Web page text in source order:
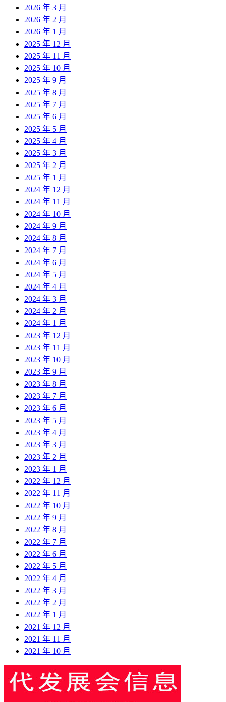
2026 年 3 月
2026 年 2 月
2026 年 1 月
2025 年 12 月
2025 年 11 月
2025 年 10 月
2025 年 9 月
2025 年 8 月
2025 年 7 月
2025 年 6 月
2025 年 5 月
2025 年 4 月
2025 年 3 月
2025 年 2 月
2025 年 1 月
2024 年 12 月
2024 年 11 月
2024 年 10 月
2024 年 9 月
2024 年 8 月
2024 年 7 月
2024 年 6 月
2024 年 5 月
2024 年 4 月
2024 年 3 月
2024 年 2 月
2024 年 1 月
2023 年 12 月
2023 年 11 月
2023 年 10 月
2023 年 9 月
2023 年 8 月
2023 年 7 月
2023 年 6 月
2023 年 5 月
2023 年 4 月
2023 年 3 月
2023 年 2 月
2023 年 1 月
2022 年 12 月
2022 年 11 月
2022 年 10 月
2022 年 9 月
2022 年 8 月
2022 年 7 月
2022 年 6 月
2022 年 5 月
2022 年 4 月
2022 年 3 月
2022 年 2 月
2022 年 1 月
2021 年 12 月
2021 年 11 月
2021 年 10 月